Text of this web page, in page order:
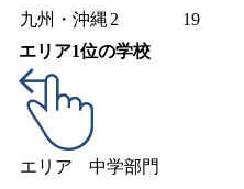
九州・沖縄 2
19
エリア1位の学校
エリア 中学部門